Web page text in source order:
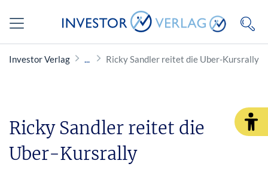
Investor Verlag Ricky Sandler reitet die Uber-Kursrally
Ricky Sandler reitet die
Uber-Kursrally